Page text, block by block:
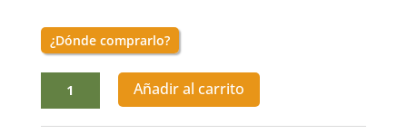
¿Dónde comprarlo?
de
Añadir al carrito